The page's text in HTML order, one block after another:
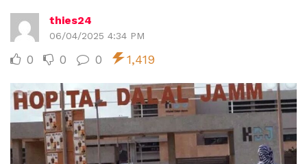
thies24
06/04/2025 4:34 PM
0 0 0 1,419